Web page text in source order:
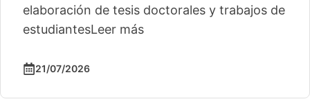
elaboración de tesis doctorales y trabajos de
estudiantesLeer más
21/07/2026